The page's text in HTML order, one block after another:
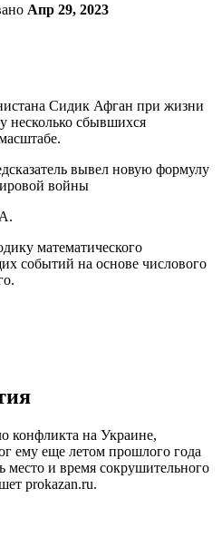
Апр 29, 2023
Сидик Афган при жизни
несколько сбывшихся
математического
событий на основе числового
конфликта на Украине,
ему еще летом прошлого года
место и время сокрушительного
prokazan.ru.